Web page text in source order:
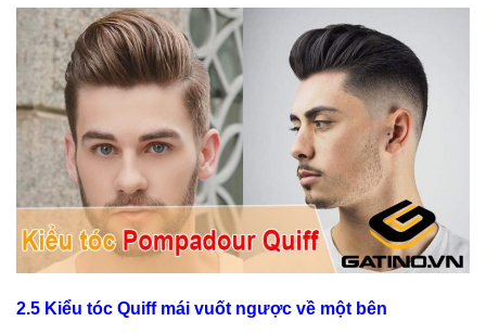
2.5 Kiểu tóc Quiff mái vuốt ngược về một bên